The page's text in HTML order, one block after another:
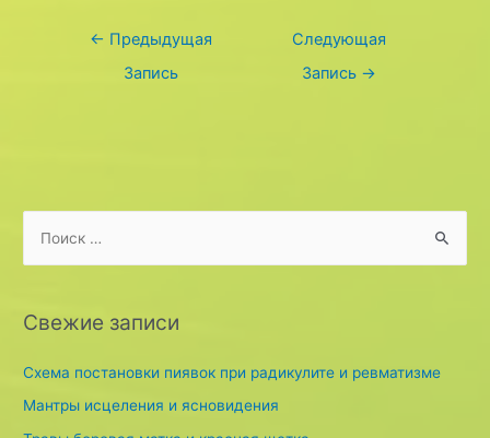
Навигация
← Предыдущая
Запись
Следующая
Запись →
r
h
f
o
Свежие записи
Схема постановки пиявок при радикулите и ревматизме
Мантры исцеления и ясновидения